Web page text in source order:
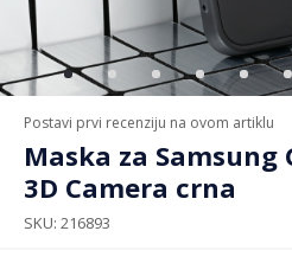
Postavi prvi recenziju na ovom artiklu
Maska za Samsung
3D Camera crna
SKU 216893